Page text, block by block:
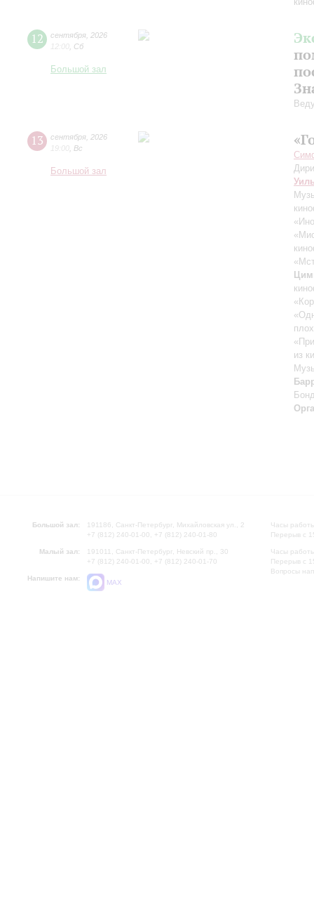
12 сентября 2026
12:00 Сб
Большой зал
13 сентября 2026
19:00 Вс
Большой зал
из
Большой зал:
191186, Санкт-Петербург, Михайловская ул., 2
+7 (812) 240-01-00, +7 (812) 240-01-80
Малый зал:
191011, Санкт-Петербург, Невский пр., 30
+7 (812) 240-01-00, +7 (812) 240-01-70
Напишите нам:
MAX
Часы
Перерыв с
Часы
Перерыв с
Вопросы